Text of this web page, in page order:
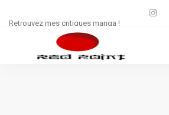
Retrouvez mes critiques manga !